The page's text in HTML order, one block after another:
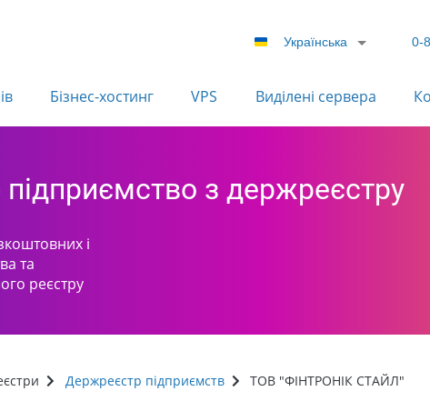
Українська 0-
Бізнес-хостинг VPS Виділені сервера
з держреєстру
і
та
реєстру
Держреєстр підприємств ТОВ "ФІНТРОНІК СТАЙЛ"